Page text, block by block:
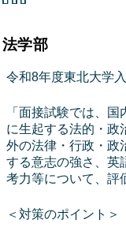
法学部
令和8年度東北大学
「面接試験では、
に生起する法的・政
外の法律・行政・政
する意志の強さ、英
考力等について、評
＜対策のポイント＞